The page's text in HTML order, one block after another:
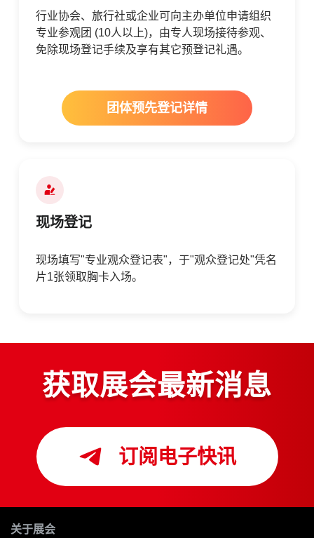
行业协会、旅行社或企业可向主办单位申请组织
专业参观团 (10人以上)，由专人现场接待参观、
免除现场登记手续及享有其它预登记礼遇。
团体预先登记详情
现场登记
现场填写"专业观众登记表"，于"观众登记处"凭名
片1张领取胸卡入场。
获取展会最新消息
订阅电子快讯
关于展会